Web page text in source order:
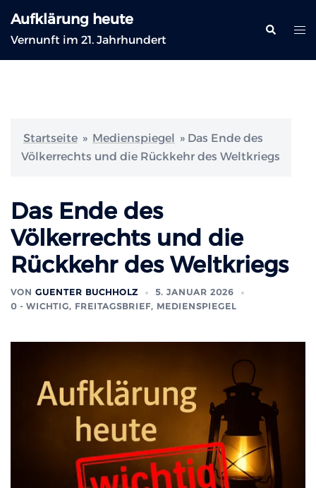
Inhalt
springen
Aufklärung heute
Vernunft im 21. Jahrhundert
Suche
Startseite » Medienspiegel » Das Ende des
Völkerrechts und die Rückkehr des Weltkriegs
Das Ende des
Völkerrechts und die
Rückkehr des Weltkriegs
VON GUENTER BUCHHOLZ
5. JANUAR 2026
0 - WICHTIG, FREITAGSBRIEF, MEDIENSPIEGEL